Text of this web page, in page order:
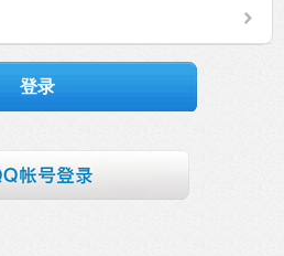
登录